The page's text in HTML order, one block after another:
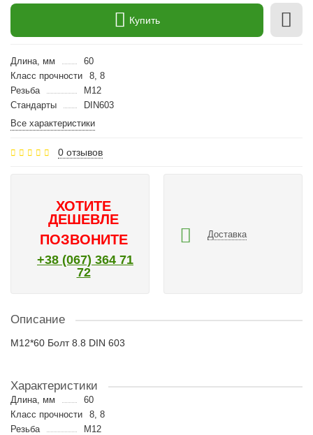
Купить
Длина, мм
60
Класс прочности
8, 8
Резьба
M12
Стандарты
DIN603
Все характеристики
0 отзывов
ХОТИТЕ
ДЕШЕВЛЕ
ПОЗВОНИТЕ
+38 (067) 364 71
72
Доставка
Описание
M12*60 Болт 8.8 DIN 603
Характеристики
Длина, мм
60
Класс прочности
8, 8
Резьба
M12